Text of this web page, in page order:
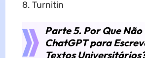
Turnitin
Parte 5. Por Que Não
ChatGPT para
Textos